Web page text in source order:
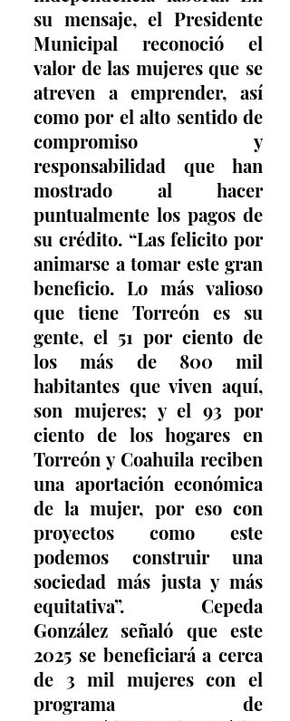
su mensaje, el Presidente
Municipal reconoció el
valor de las mujeres que se
atreven a emprender, así
como por el alto sentido de
compromiso y
responsabilidad que han
mostrado al hacer
puntualmente los pagos de
su crédito. “Las felicito por
animarse a tomar este gran
beneficio. Lo más valioso
que tiene Torreón es su
gente, el 51 por ciento de
los más de 800 mil
habitantes que viven aquí,
son mujeres; y el 93 por
ciento de los hogares en
Torreón y Coahuila reciben
una aportación económica
de la mujer, por eso con
proyectos como este
podemos construir una
sociedad más justa y más
equitativa”. Cepeda
González señaló que este
2025 se beneficiará a cerca
de 3 mil mujeres con el
programa de